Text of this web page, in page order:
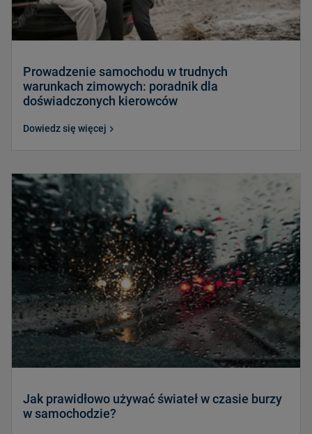
Prowadzenie samochodu w trudnych
warunkach zimowych: poradnik dla
doświadczonych kierowców
Dowiedz się więcej
Jak prawidłowo używać świateł w czasie burzy
w samochodzie?